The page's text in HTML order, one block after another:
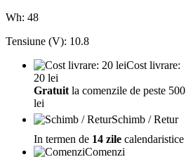
Wh: 48
Tensiune (V): 10.8
Cost livrare:
20 lei
Gratuit la comenzile de peste 500
lei
Schimb / Retur
In termen de 14 zile calendaristice
Comenzi